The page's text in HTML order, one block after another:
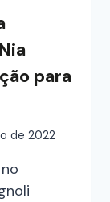
para
de 2022